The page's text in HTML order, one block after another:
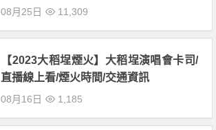
08月25日 11,309
【2023大稻埕煙火】大稻埕演唱會卡司/
直播線上看/煙火時間/交通資訊
08月16日 1,185